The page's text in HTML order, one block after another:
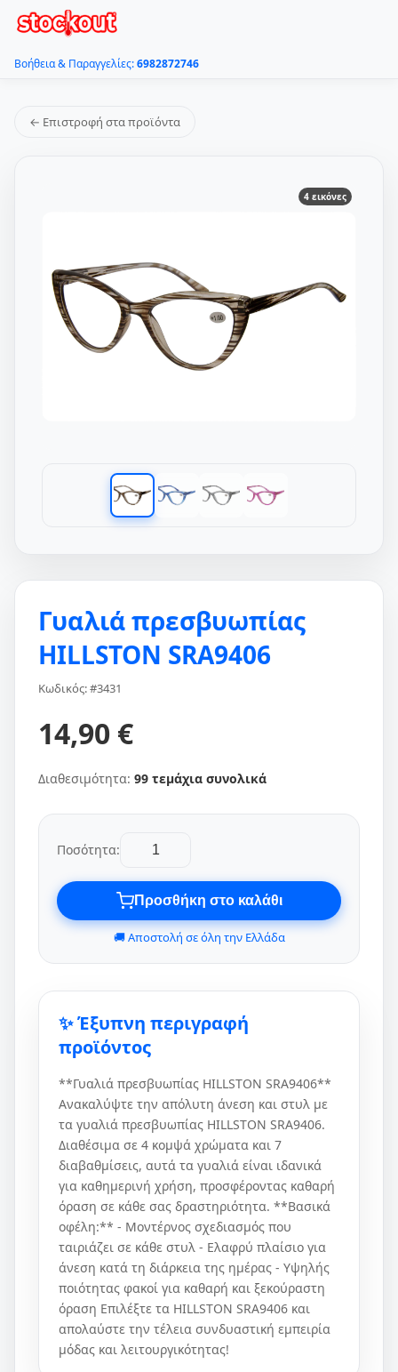
Βοήθεια & Παραγγελίες:6982872746
← Επιστροφή στα προϊόντα
4 εικόνες
Γυαλιά πρεσβυωπίας
HILLSTON SRΑ9406
Κωδικός: #3431
14,90 €
Διαθεσιμότητα: 99 τεμάχια συνολικά
Ποσότητα:
Προσθήκη στο καλάθι
🚚 Αποστολή σε όλη την Ελλάδα
✨ Έξυπνη περιγραφή
προϊόντος
**Γυαλιά πρεσβυωπίας HILLSTON SRΑ9406**
Ανακαλύψτε την απόλυτη άνεση και στυλ με
τα γυαλιά πρεσβυωπίας HILLSTON SRΑ9406.
Διαθέσιμα σε 4 κομψά χρώματα και 7
διαβαθμίσεις, αυτά τα γυαλιά είναι ιδανικά
για καθημερινή χρήση, προσφέροντας καθαρή
όραση σε κάθε σας δραστηριότητα. **Βασικά
οφέλη:** - Μοντέρνος σχεδιασμός που
ταιριάζει σε κάθε στυλ - Ελαφρύ πλαίσιο για
άνεση κατά τη διάρκεια της ημέρας - Υψηλής
ποιότητας φακοί για καθαρή και ξεκούραστη
όραση Επιλέξτε τα HILLSTON SRΑ9406 και
απολαύστε την τέλεια συνδυαστική εμπειρία
μόδας και λειτουργικότητας!